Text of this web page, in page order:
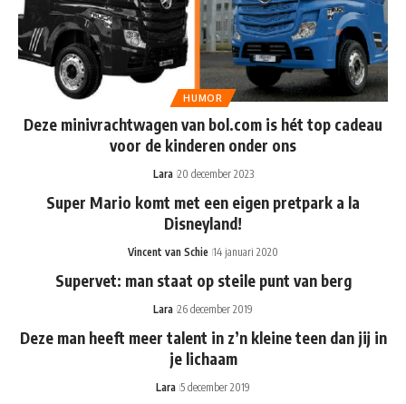
HUMOR
Deze minivrachtwagen van bol.com is hét top cadeau
voor de kinderen onder ons
Lara 20 december 2023
Super Mario komt met een eigen pretpark a la
Disneyland!
Vincent van Schie 14 januari 2020
Supervet: man staat op steile punt van berg
Lara 26 december 2019
Deze man heeft meer talent in z’n kleine teen dan jij in
je lichaam
Lara 5 december 2019